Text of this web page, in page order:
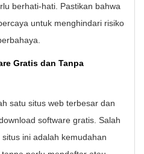
berhati-hati. Pastikan bahwa
untuk menghindari risiko
Gratis dan Tanpa
satu situs web terbesar dan
software gratis. Salah
ini adalah kemudahan